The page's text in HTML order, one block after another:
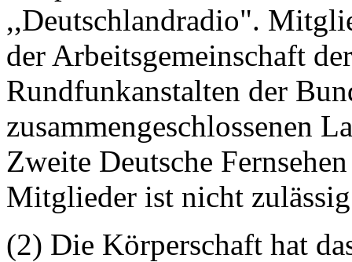
,,Deutschlandradio".
der Arbeitsgemeinschaft
Rundfunkanstalten der
zusammengeschlossenen
Zweite Deutsche
Mitglieder ist nicht
(2) Die Körperschaft hat